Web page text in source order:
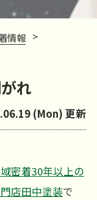
情報 >
れ
(Mon) 更新
密着30年以上の
店田中塗装で